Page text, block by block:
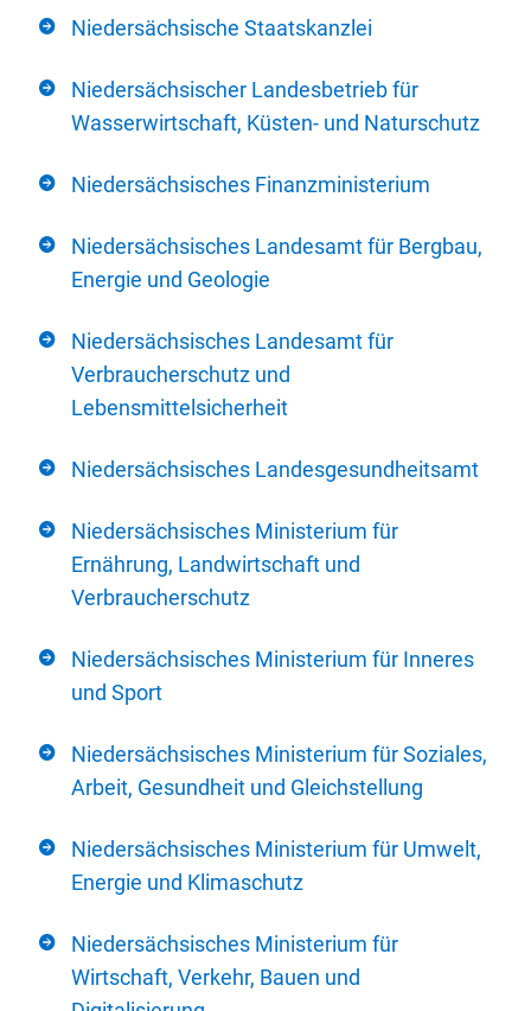
Niedersächsische Staatskanzlei
Niedersächsischer Landesbetrieb für
Wasserwirtschaft, Küsten- und Naturschutz
Niedersächsisches Finanzministerium
Niedersächsisches Landesamt für Bergbau,
Energie und Geologie
Niedersächsisches Landesamt für
Verbraucherschutz und
Lebensmittelsicherheit
Niedersächsisches Landesgesundheitsamt
Niedersächsisches Ministerium für
Ernährung, Landwirtschaft und
Verbraucherschutz
Niedersächsisches Ministerium für Inneres
und Sport
Niedersächsisches Ministerium für Soziales,
Arbeit, Gesundheit und Gleichstellung
Niedersächsisches Ministerium für Umwelt,
Energie und Klimaschutz
Niedersächsisches Ministerium für
Wirtschaft, Verkehr, Bauen und